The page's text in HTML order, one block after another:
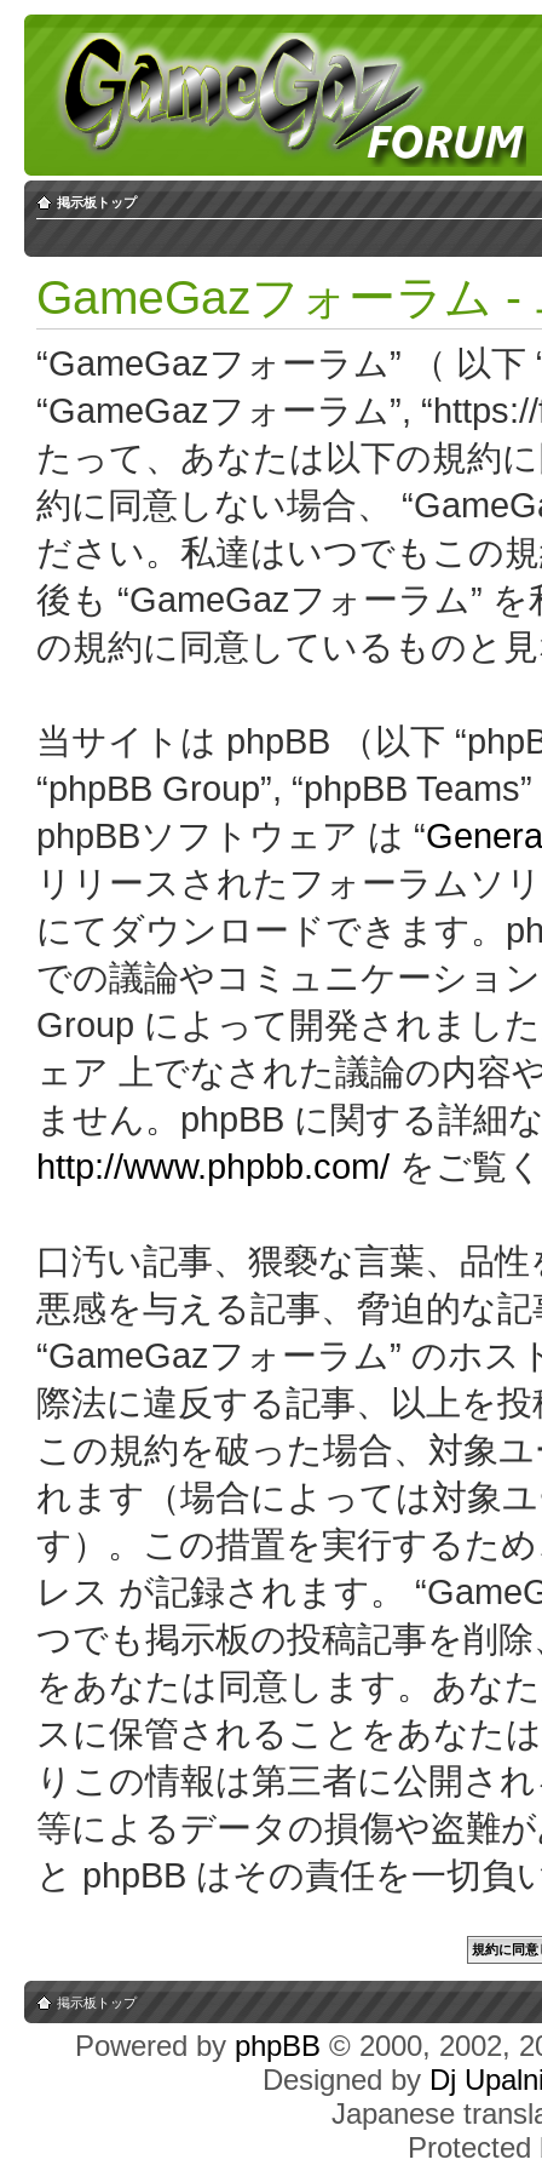
掲示板トップ
GameGazフォーラム -
“GameGazフォーラム” （ 以下
“GameGazフォーラム”,
たって、あなたは以下の規約
約に同意しない場合、
ださい。私達はいつでもこの
後も “GameGazフォーラム”
の規約に同意しているものと
当サイトは phpBB （以下
“phpBB Group”, “phpBB
phpBBソフトウェア は “
リリースされたフォーラムソ
にてダウンロードできます。
での議論やコミュニケーショ
Group によって開発されまし
ェア 上でなされた議論の内容
ません。phpBB に関する詳細
http://www.phpbb.com/ をご覧
口汚い記事、猥褻な言葉、品
悪感を与える記事、脅迫的な
“GameGazフォーラム” のホ
際法に違反する記事、以上を
この規約を破った場合、対象
れます（場合によっては対象
す）。この措置を実行するた
レス が記録されます。
つでも掲示板の投稿記事を削
をあなたは同意します。あな
スに保管されることをあなた
りこの情報は第三者に公開さ
等によるデータの損傷や盗難
と phpBB はその責任を一切負
掲示板トップ
Powered by phpBB © 2000, 2002,
Designed by Dj
Japanese